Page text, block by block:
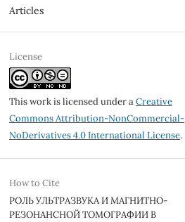
Articles
License
This work is licensed under aCreative
Commons Attribution-NonCommercial-
NoDerivatives 4.0 International License.
How to Cite
РОЛЬ УЛЬТРАЗВУКА И МАГНИТНО-
РЕЗОНАНСНОЙ ТОМОГРАФИИ В